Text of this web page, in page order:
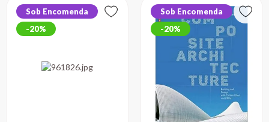
Sob Encomenda
20%
Sob Encomenda
20%